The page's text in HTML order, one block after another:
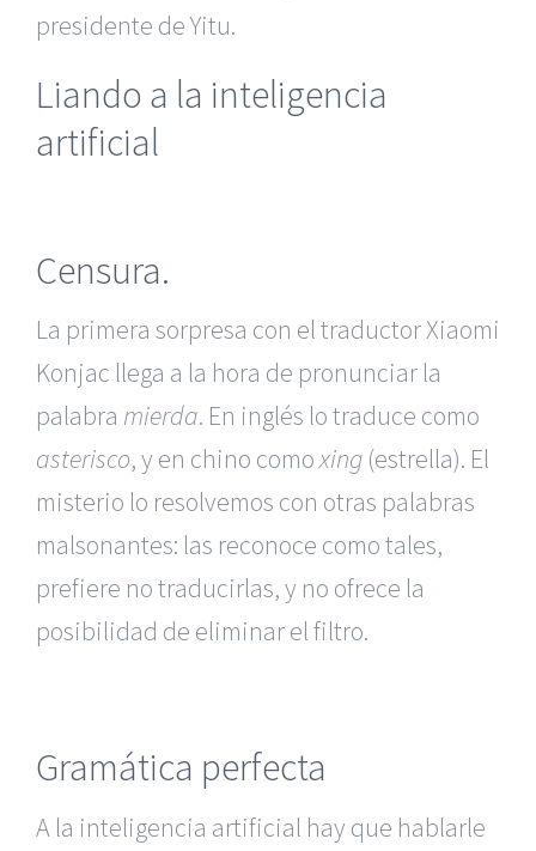
presidente de Yitu.
Liando a la inteligencia
artificial
Censura.
La primera sorpresa con el traductor Xiaomi
Konjac llega a la hora de pronunciar la
palabra mierda. En inglés lo traduce como
asterisco, y en chino comoxing (estrella). El
misterio lo resolvemos con otras palabras
malsonantes: las reconoce como tales,
prefiere no traducirlas, y no ofrece la
posibilidad de eliminar el filtro.
Gramática perfecta
A la inteligencia artificial hay que hablarle